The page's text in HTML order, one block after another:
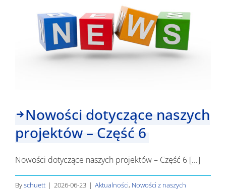
Nowości dotyczące naszych
projektów – Część 6
Nowości dotyczące naszych projektów – Część 6 [...]
Byschuett | 2026-06-23 | Aktualności, Nowości z naszych